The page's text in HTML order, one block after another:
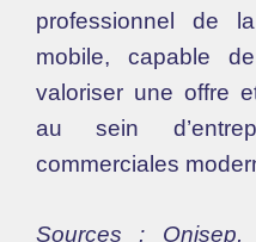
professionnel de
mobile, capable
valoriser une offre
au sein
commerciales
Sources : Onisep,